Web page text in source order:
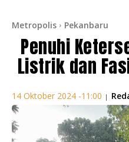
Metropolis Pekanbaru
Penuhi
Listrik dan
14 Oktober 2024 -11:00 |